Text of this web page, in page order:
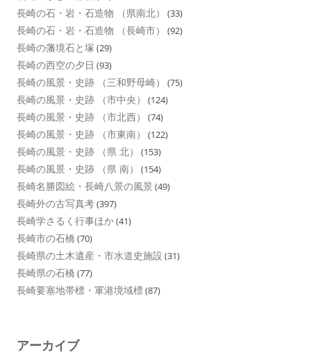
長崎の石・岩・石造物 （県南北） (33)
長崎の石・岩・石造物 （長崎市） (92)
長崎の藩境石と塚 (29)
長崎の西空の夕日 (93)
長崎の風景・史跡 （三和野母崎） (75)
長崎の風景・史跡 （市中央） (124)
長崎の風景・史跡 （市北西） (74)
長崎の風景・史跡 （市東南） (122)
長崎の風景・史跡 （県 北） (153)
長崎の風景・史跡 （県 南） (154)
長崎名勝図絵・長崎八景の風景 (49)
長崎外の古写真考(397)
長崎学さるく行事ほか(41)
長崎市の石橋 (70)
長崎県の土木遺産・市水道史施設 (31)
長崎県の石橋 (77)
長崎要塞地帯標・軍港境域標(87)
アーカイブ